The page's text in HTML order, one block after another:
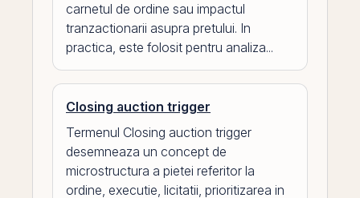
carnetul de ordine sau impactul
tranzactionarii asupra pretului. In
practica, este folosit pentru analiza...
Closing auction trigger
Termenul Closing auction trigger
desemneaza un concept de
microstructura a pietei referitor la
ordine, executie, licitatii, prioritizarea in